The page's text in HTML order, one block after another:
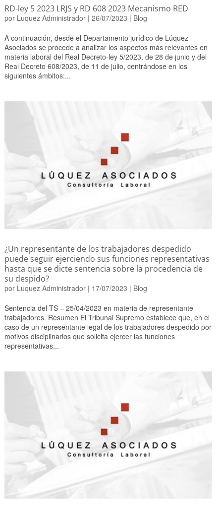
RD-ley 5 2023 LRJS y RD 608 2023 Mecanismo RED
por Luquez Administrador| 26/07/2023 | Blog
A continuación, desde el Departamento jurídico de Lúquez
Asociados se procede a analizar los aspectos más relevantes en
materia laboral del Real Decreto-ley 5/2023, de 28 de junio y del
Real Decreto 608/2023, de 11 de julio, centrándose en los
siguientes ámbitos:...
¿Un representante de los trabajadores despedido
puede seguir ejerciendo sus funciones representativas
hasta que se dicte sentencia sobre la procedencia de
su despido?
por Luquez Administrador| 17/07/2023 | Blog
Sentencia del TS – 25/04/2023 en materia de representante
trabajadores. Resumen El Tribunal Supremo establece que, en el
caso de un representante legal de los trabajadores despedido por
motivos disciplinarios que solicita ejercer las funciones
representativas...